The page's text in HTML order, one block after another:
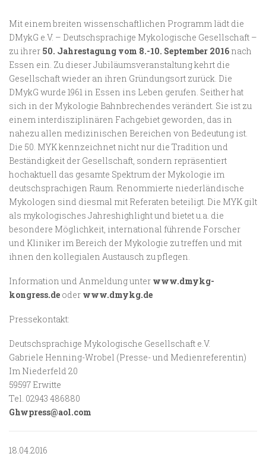
Mit einem breiten wissenschaftlichen Programm lädt die
DMykG e.V. – Deutschsprachige Mykologische Gesellschaft –
zu ihrer 50. Jahrestagung vom 8.-10. September 2016 nach
Essen ein. Zu dieser Jubiläumsveranstaltung kehrt die
Gesellschaft wieder an ihren Gründungsort zurück. Die
DMykG wurde 1961 in Essen ins Leben gerufen. Seither hat
sich in der Mykologie Bahnbrechendes verändert. Sie ist zu
einem interdisziplinären Fachgebiet geworden, das in
nahezu allen medizinischen Bereichen von Bedeutung ist.
Die 50. MYK kennzeichnet nicht nur die Tradition und
Beständigkeit der Gesellschaft, sondern repräsentiert
hochaktuell das gesamte Spektrum der Mykologie im
deutschsprachigen Raum. Renommierte niederländische
Mykologen sind diesmal mit Referaten beteiligt. Die MYK gilt
als mykologisches Jahreshighlight und bietet u.a. die
besondere Möglichkeit, international führende Forscher
und Kliniker im Bereich der Mykologie zu treffen und mit
ihnen den kollegialen Austausch zu pflegen.
Information und Anmeldung unter www.dmykg-
kongress.de oder www.dmykg.de
Pressekontakt:
Deutschsprachige Mykologische Gesellschaft e.V.
Gabriele Henning-Wrobel (Presse- und Medienreferentin)
Im Niederfeld 20
59597 Erwitte
Tel. 02943 486880
Ghwpress@aol.com
18.04.2016